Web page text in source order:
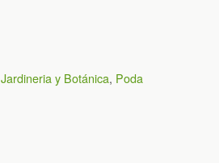
Jardineria y Botánica, Poda